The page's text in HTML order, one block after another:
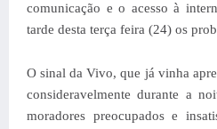
comunicação e o acesso à
tarde desta terça feira (24) os
O sinal da Vivo, que já vinha
consideravelmente durante a
moradores preocupados e